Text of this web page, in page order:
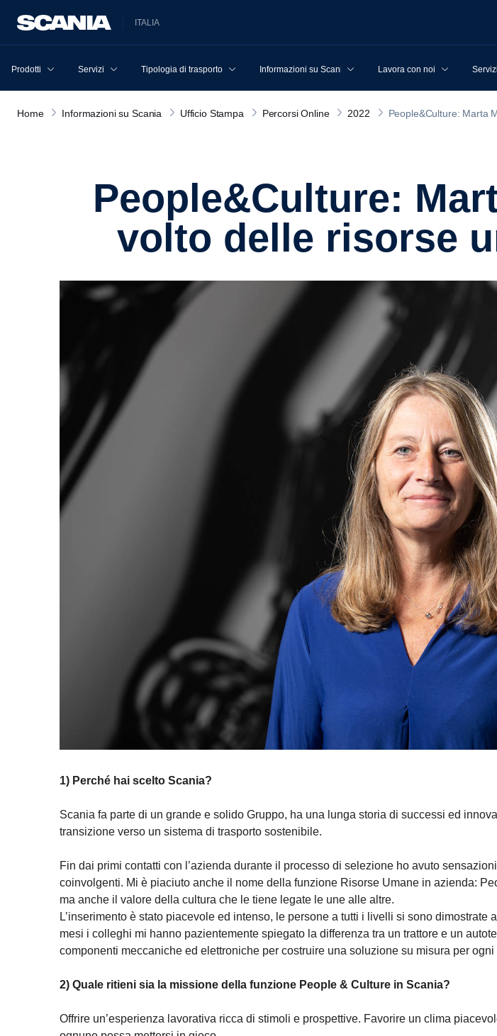
ITALIA
Prodotti Servizi Tipologia di trasporto Informazioni su Scania Lavora con noi
Home Informazioni su Scania Ufficio Stampa Percorsi Online 2022 People&Culture: Marta
People&Culture: Marta Mottana, il nuovo
volto delle risorse
1) Perché hai scelto Scania?
Scania fa parte di un grande e solido Gruppo, ha una lunga storia di successi ed
transizione verso un sistema di trasporto sostenibile.
Fin dai primi contatti con l’azienda durante il processo di selezione ho avuto
coinvolgenti. Mi è piaciuto anche il nome della funzione Risorse Umane in azienda:
ma anche il valore della cultura che le tiene legate le une alle altre.
L’inserimento è stato piacevole ed intenso, le persone a tutti i livelli si sono
mesi i colleghi mi hanno pazientemente spiegato la differenza tra un trattore e un
componenti meccaniche ed elettroniche per costruire una soluzione su misura per
2) Quale ritieni sia la missione della funzione People & Culture in Scania?
Offrire un’esperienza lavorativa ricca di stimoli e prospettive. Favorire un clima